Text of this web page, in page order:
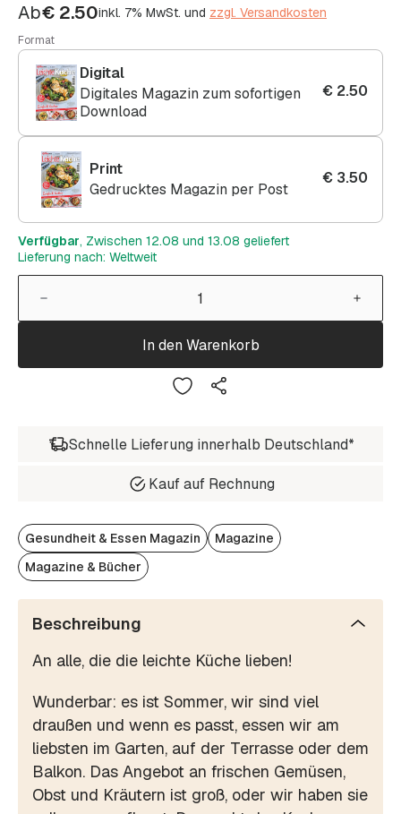
Ab€ 2.50inkl. 7% MwSt. und zzgl. Versandkosten
Format
Digital
Digitales Magazin zum sofortigen
Download
€ 2.50
Print
Gedrucktes Magazin per Post
€ 3.50
Verfügbar, Zwischen 12.08 und 13.08 geliefert
Lieferung nach: Weltweit
In den Warenkorb
Schnelle Lieferung innerhalb Deutschland*
Kauf auf Rechnung
Gesundheit & Essen Magazin
Magazine
Magazine & Bücher
Beschreibung
An alle, die die leichte Küche lieben!
Wunderbar: es ist Sommer, wir sind viel
draußen und wenn es passt, essen wir am
liebsten im Garten, auf der Terrasse oder dem
Balkon. Das Angebot an frischen Gemüsen,
Obst und Kräutern ist groß, oder wir haben sie